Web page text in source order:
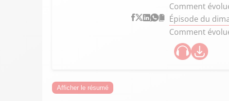
Comment
Épisode du
Comment
Afficher le résumé